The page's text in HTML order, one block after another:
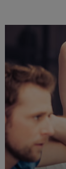
München
25.08./